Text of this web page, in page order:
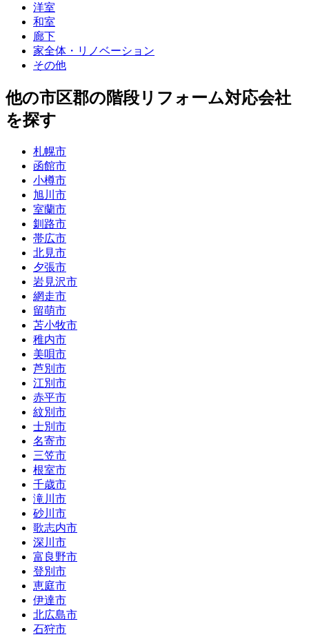
洋室
和室
廊下
家全体・リノベーション
その他
他の市区郡の階段リフォーム対応会社
を探す
札幌市
函館市
小樽市
旭川市
室蘭市
釧路市
帯広市
北見市
夕張市
岩見沢市
網走市
留萌市
苫小牧市
稚内市
美唄市
芦別市
江別市
赤平市
紋別市
士別市
名寄市
三笠市
根室市
千歳市
滝川市
砂川市
歌志内市
深川市
富良野市
登別市
恵庭市
伊達市
北広島市
石狩市